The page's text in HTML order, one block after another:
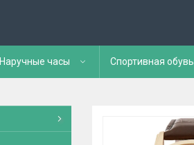
Наручные часы Спортивная обувь